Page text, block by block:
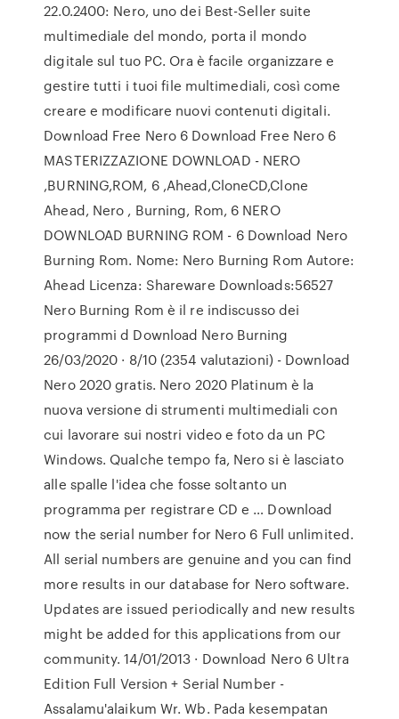
22.0.2400: Nero, uno dei Best-Seller suite
multimediale del mondo, porta il mondo
digitale sul tuo PC. Ora è facile organizzare e
gestire tutti i tuoi file multimediali, così come
creare e modificare nuovi contenuti digitali.
Download Free Nero 6 Download Free Nero 6
MASTERIZZAZIONE DOWNLOAD - NERO
,BURNING,ROM, 6 ,Ahead,CloneCD,Clone
Ahead, Nero , Burning, Rom, 6 NERO
DOWNLOAD BURNING ROM - 6 Download Nero
Burning Rom. Nome: Nero Burning Rom Autore:
Ahead Licenza: Shareware Downloads:56527
Nero Burning Rom è il re indiscusso dei
programmi d Download Nero Burning
26/03/2020 · 8/10 (2354 valutazioni) - Download
Nero 2020 gratis. Nero 2020 Platinum è la
nuova versione di strumenti multimediali con
cui lavorare sui nostri video e foto da un PC
Windows. Qualche tempo fa, Nero si è lasciato
alle spalle l'idea che fosse soltanto un
programma per registrare CD e … Download
now the serial number for Nero 6 Full unlimited.
All serial numbers are genuine and you can find
more results in our database for Nero software.
Updates are issued periodically and new results
might be added for this applications from our
community. 14/01/2013 · Download Nero 6 Ultra
Edition Full Version + Serial Number -
Assalamu'alaikum Wr. Wb. Pada kesempatan